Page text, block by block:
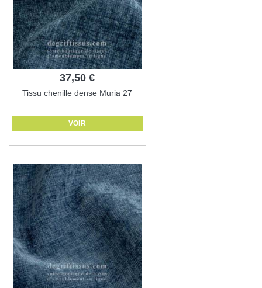
37,50 €
Tissu chenille dense Muria 27
VOIR